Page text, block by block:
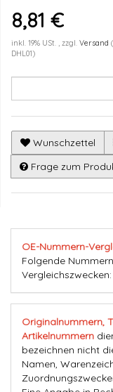
8,81 €
inkl. 19% USt. , zzgl. Versand
DHL01)
Wunschzettel
Frage zum
OE-Nummern-
Folgende
Vergleichszwecken:
Originalnummern,
Artikelnummern
bezeichnen nicht
Namen,